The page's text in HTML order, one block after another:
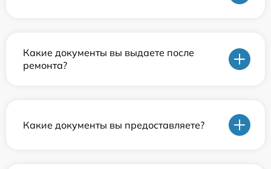
Какие документы вы выдаете после
ремонта?
Какие документы вы предоставляете?